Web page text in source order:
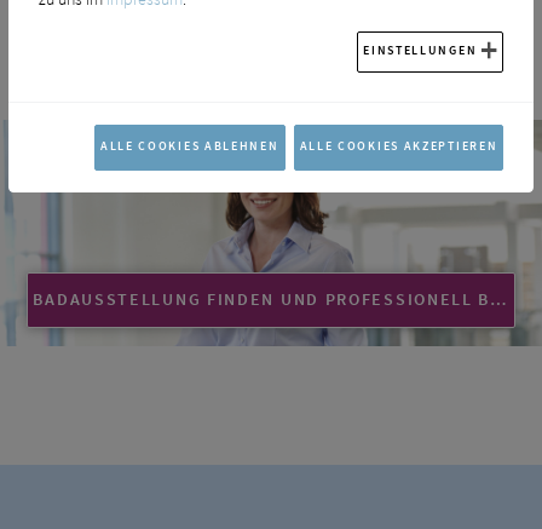
Mehr zu den Bosch Lüftungen fürs Badezimmer.
BADAUSSTELLUNG FINDEN UND PROFESSIONELL BERATEN LASSEN!
EINSTELLUNGEN
ALLE COOKIES ABLEHNEN ALLE COOKIES AKZEPTIEREN